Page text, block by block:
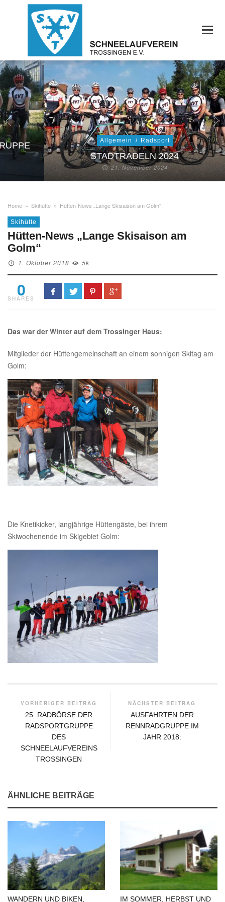
Allgemein / Radsport
STADTRADELN 2024
21. November 2024
Home » Skihütte » Hütten-News „Lange Skisaison am Golm“
Skihütte
Hütten-News „Lange Skisaison am
Golm“
1. Oktober 2018 5k
0
SHARES
Das war der Winter auf dem Trossinger Haus:
Mitglieder der Hüttengemeinschaft an einem sonnigen Skitag am
Golm:
Die Knetikicker, langjährige Hüttengäste, bei ihrem
Skiwochenende im Skigebiet Golm:
VORHERIGER BEITRAG
25. RADBÖRSE DER
RADSPORTGRUPPE
DES
SCHNEELAUFVEREINS
TROSSINGEN
NÄCHSTER BEITRAG
AUSFAHRTEN DER
RENNRADGRUPPE IM
JAHR 2018:
ÄHNLICHE BEITRÄGE
WANDERN UND BIKEN, IM SOMMER, HERBST UND